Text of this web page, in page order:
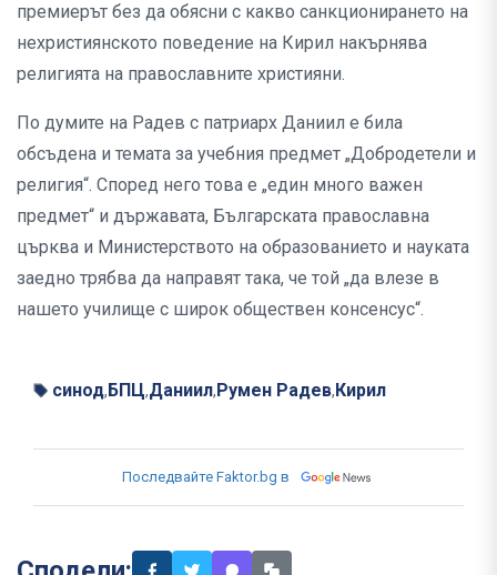
премиерът без да обясни с какво санкционирането на
нехристиянското поведение на Кирил накърнява
религията на православните християни.
По думите на Радев с патриарх Даниил е била
обсъдена и темата за учебния предмет „Добродетели и
религия“. Според него това е „един много важен
предмет“ и държавата, Българската православна
църква и Министерството на образованието и науката
заедно трябва да направят така, че той „да влезе в
нашето училище с широк обществен консенсус“.
синод, БПЦ,Даниил, Румен Радев, Кирил
Последвайте Faktor.bg в